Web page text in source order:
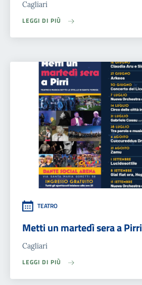
Cagliari
LEGGI DI PIÙ
TEATRO
Metti un martedì sera a Pirri
Cagliari
LEGGI DI PIÙ